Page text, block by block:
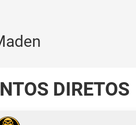
DIRETOS